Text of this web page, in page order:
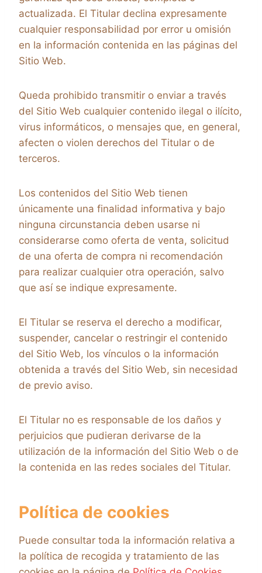
actualizada. El Titular declina expresamente
cualquier responsabilidad por error u omisión
en la información contenida en las páginas del
Sitio Web.
Queda prohibido transmitir o enviar a través
del Sitio Web cualquier contenido ilegal o ilícito,
virus informáticos, o mensajes que, en general,
afecten o violen derechos del Titular o de
terceros.
Los contenidos del Sitio Web tienen
únicamente una finalidad informativa y bajo
ninguna circunstancia deben usarse ni
considerarse como oferta de venta, solicitud
de una oferta de compra ni recomendación
para realizar cualquier otra operación, salvo
que así se indique expresamente.
El Titular se reserva el derecho a modificar,
suspender, cancelar o restringir el contenido
del Sitio Web, los vínculos o la información
obtenida a través del Sitio Web, sin necesidad
de previo aviso.
El Titular no es responsable de los daños y
perjuicios que pudieran derivarse de la
utilización de la información del Sitio Web o de
la contenida en las redes sociales del Titular.
Política de cookies
Puede consultar toda la información relativa a
la política de recogida y tratamiento de las